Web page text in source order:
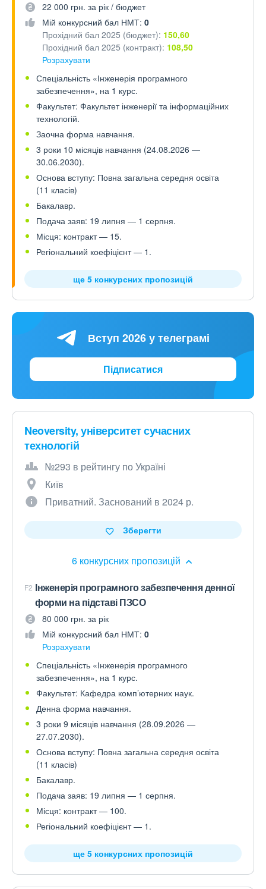
22 000 грн. за рік / бюджет
Мій конкурсний бал НМТ: 0
Прохідний бал 2025 (бюджет): 150,60
Прохідний бал 2025 (контракт): 108,50
Розрахувати
Спеціальність «Інженерія програмного
забезпечення», на 1 курс.
Факультет: Факультет інженерії та інформаційних
технологій.
Заочна форма навчання.
3 роки 10 місяців навчання (24.08.2026 —
30.06.2030).
Основа вступу: Повна загальна середня освіта
(11 класів)
Бакалавр.
Подача заяв: 19 липня — 1 серпня.
Місця: контракт — 15.
Регіональний коефіцієнт — 1.
ще 5 конкурсних пропозицій
Вступ 2026 у телеграмі
Підписатися
Neoversity, університет сучасних
технологій
№293 в рейтингу по Україні
Київ
Приватний. Заснований в 2024 р.
6 конкурсних пропозицій
Зберегти
F2 Інженерія програмного забезпечення денної
форми на підставі ПЗСО
80 000 грн. за рік
Мій конкурсний бал НМТ: 0
Розрахувати
Спеціальність «Інженерія програмного
забезпечення», на 1 курс.
Факультет: Кафедра комп’ютерних наук.
Денна форма навчання.
3 роки 9 місяців навчання (28.09.2026 —
27.07.2030).
Основа вступу: Повна загальна середня освіта
(11 класів)
Бакалавр.
Подача заяв: 19 липня — 1 серпня.
Місця: контракт — 100.
Регіональний коефіцієнт — 1.
ще 5 конкурсних пропозицій